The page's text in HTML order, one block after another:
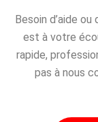
Besoin d’aide
est à votre
rapide,
pas à nous